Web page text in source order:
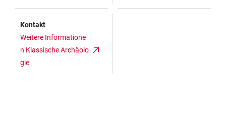
Kontakt
Weitere Informatione
n Klassische Archäolo
gie